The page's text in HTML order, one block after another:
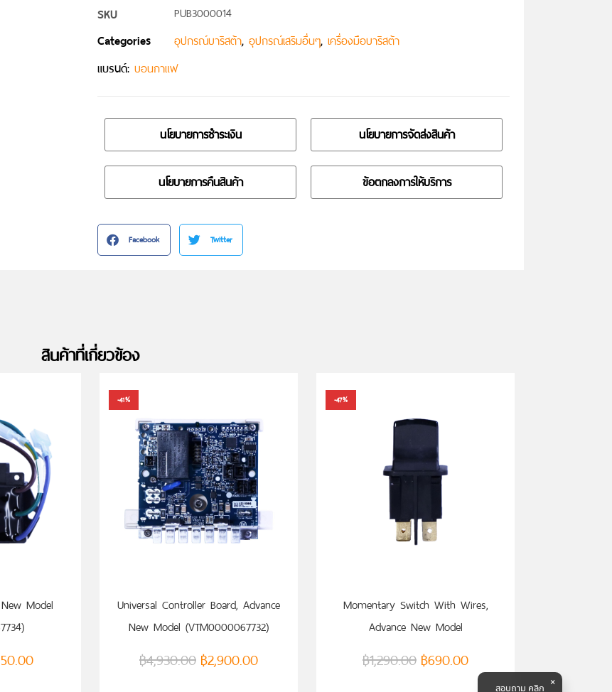
SKU PUB3000014
Categories อุปกรณ์บาริสต้า, อุปกรณ์เสริมอื่นๆ, เครื่องมือบาริสต้า
แบรนด์: บอนกาแฟ
นโยบายการชำระเงิน นโยบายการจัดส่งสินค้า
นโยบายการคืนสินค้า ข้อตกลงการให้บริการ
Facebook Twitter
สินค้าที่เกี่ยวข้อง
Model
-41%
Universal Controller Board, Advance
New Model (VTM0000067732)
฿4,930.00 ฿2,900.00
-47%
Momentary Switch With Wires,
Advance New Model
(VTM0000063906)
฿1,290.00 ฿690.00
สอบถาม คลิก